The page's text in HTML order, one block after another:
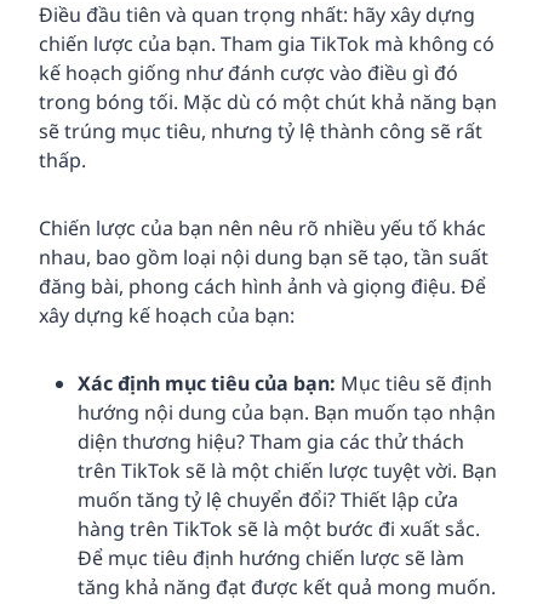
Điều đầu tiên và quan trọng nhất: hãy xây dựng
chiến lược của bạn. Tham gia TikTok mà không có
kế hoạch giống như đánh cược vào điều gì đó
trong bóng tối. Mặc dù có một chút khả năng bạn
sẽ trúng mục tiêu, nhưng tỷ lệ thành công sẽ rất
thấp.
Chiến lược của bạn nên nêu rõ nhiều yếu tố khác
nhau, bao gồm loại nội dung bạn sẽ tạo, tần suất
đăng bài, phong cách hình ảnh và giọng điệu. Để
xây dựng kế hoạch của bạn:
Xác định mục tiêu của bạn: Mục tiêu sẽ định
hướng nội dung của bạn. Bạn muốn tạo nhận
diện thương hiệu? Tham gia các thử thách
trên TikTok sẽ là một chiến lược tuyệt vời. Bạn
muốn tăng tỷ lệ chuyển đổi? Thiết lập cửa
hàng trên TikTok sẽ là một bước đi xuất sắc.
Để mục tiêu định hướng chiến lược sẽ làm
tăng khả năng đạt được kết quả mong muốn.